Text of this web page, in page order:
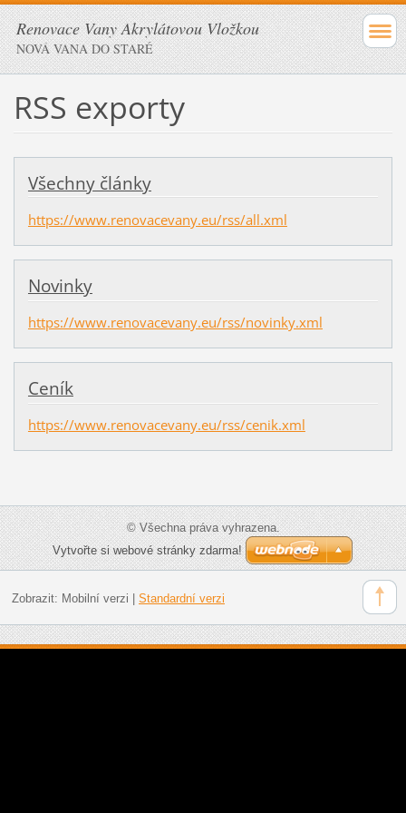
Renovace Vany Akrylátovou Vložkou
NOVÁ VANA DO STARÉ
RSS exporty
Všechny články
https://www.renovacevany.eu/rss/all.xml
Novinky
https://www.renovacevany.eu/rss/novinky.xml
Ceník
https://www.renovacevany.eu/rss/cenik.xml
© Všechna práva vyhrazena.
Vytvořte si webové stránky zdarma!
Zobrazit: Mobilní verzi | Standardní verzi